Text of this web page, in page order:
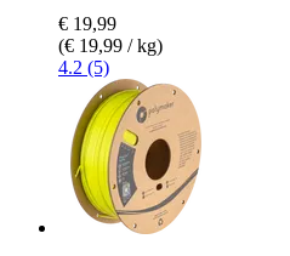
€ 19,99
(€ 19,99 / kg)
4.2 (5)